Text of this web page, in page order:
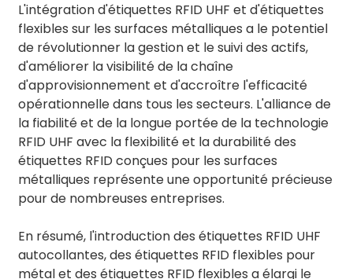
L'intégration d'étiquettes RFID UHF et d'étiquettes
flexibles sur les surfaces métalliques a le potentiel
de révolutionner la gestion et le suivi des actifs,
d'améliorer la visibilité de la chaîne
d'approvisionnement et d'accroître l'efficacité
opérationnelle dans tous les secteurs. L'alliance de
la fiabilité et de la longue portée de la technologie
RFID UHF avec la flexibilité et la durabilité des
étiquettes RFID conçues pour les surfaces
métalliques représente une opportunité précieuse
pour de nombreuses entreprises.
En résumé, l'introduction des étiquettes RFID UHF
autocollantes, des étiquettes RFID flexibles pour
métal et des étiquettes RFID flexibles a élargi le